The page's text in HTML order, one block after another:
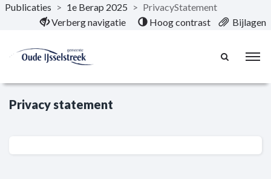
Naar hoofdinhoud
Publicaties > 1e Berap 2025 > PrivacyStatement
Verberg navigatie
Hoog contrast Bijlagen
Privacy statement